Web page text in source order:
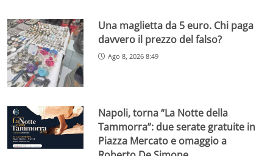
Una maglietta da 5 euro. Chi paga
davvero il prezzo del falso?
Ago 8, 2026 8:49
Napoli, torna “La Notte della
Tammorra”: due serate gratuite in
Piazza Mercato e omaggio a